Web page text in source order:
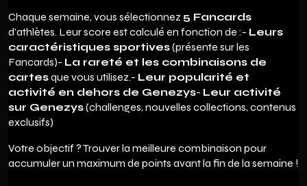
Chaque semaine, vous sélectionnez 5 Fancards
d'athlètes. Leur score est calculé en fonction de :- Leurs
caractéristiques sportives(présente sur les
Fancards)- La rareté et les combinaisons de
cartesque vous utilisez.- Leur popularité et
activité en dehors de Genezys- Leur activité
sur Genezys(challenges, nouvelles collections, contenus
exclusifs)
Votre objectif ? Trouver la meilleure combinaison pour
accumuler un maximum de points avant la fin de la semaine !